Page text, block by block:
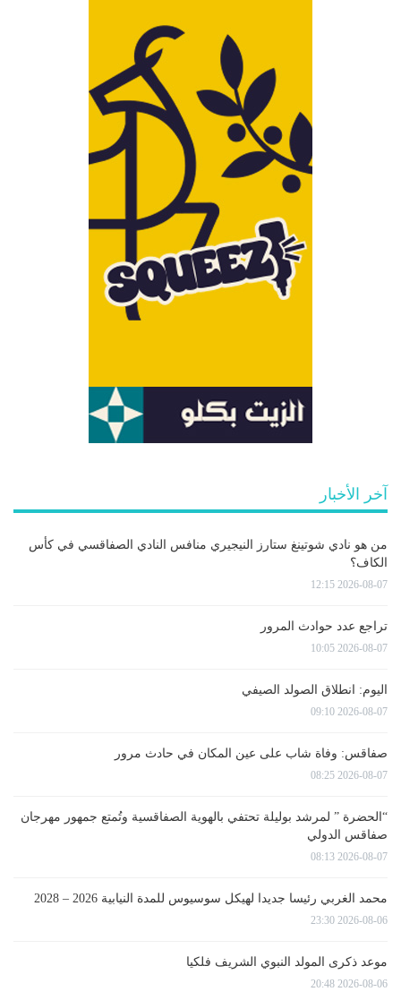
آخر الأخبار
من هو نادي شوتينغ ستارز النيجيري منافس النادي الصفاقسي في كأس
الكاف؟
2026-08-07 12:15
تراجع عدد حوادث المرور
2026-08-07 10:05
اليوم: انطلاق الصولد الصيفي
2026-08-07 09:10
صفاقس: وفاة شاب على عين المكان في حادث مرور
2026-08-07 08:25
“الحضرة ” لمرشد بوليلة تحتفي بالهوية الصفاقسية وتُمتع جمهور مهرجان
صفاقس الدولي
2026-08-07 08:13
محمد الغربي رئيسا جديدا لهيكل سوسيوس للمدة النيابية 2026 – 2028
2026-08-06 23:30
موعد ذكرى المولد النبوي الشريف فلكيا
2026-08-06 20:48